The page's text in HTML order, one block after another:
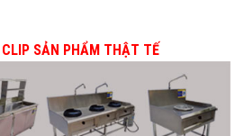
CLIP SẢN PHẨM THẬT TẾ